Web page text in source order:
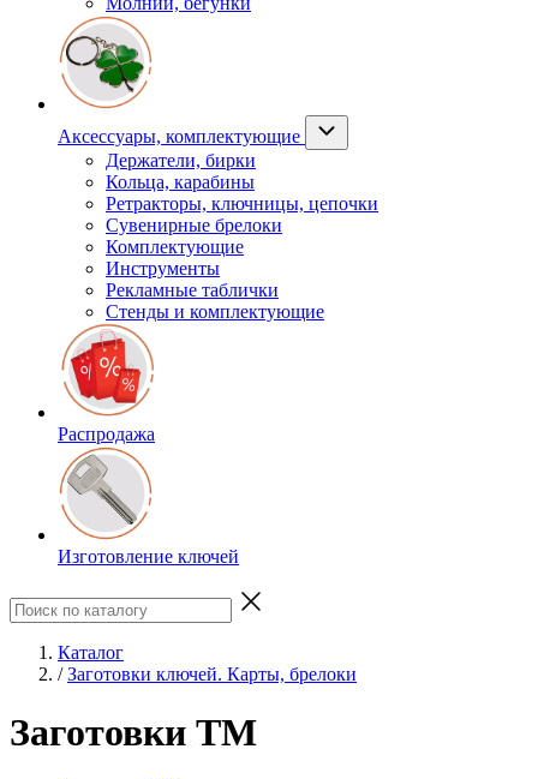
Аксессуары, комплектующие
Держатели, бирки
Кольца, карабины
Ретракторы, ключницы, цепочки
Сувенирные брелоки
Комплектующие
Инструменты
Рекламные таблички
Стенды и комплектующие
Распродажа
Изготовление ключей
Каталог
/ Заготовки ключей. Карты, брелоки
Заготовки ТМ